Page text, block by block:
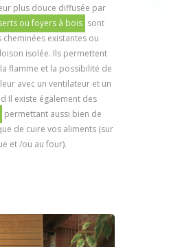
plus douce diffusée par
ou foyers à bois sont
cheminées existantes ou
isolée. Ils permettent
flamme et la possibilité de
avec un ventilateur et un
Il existe également des
permettant aussi bien de
de cuire vos aliments (sur
et /ou au four).